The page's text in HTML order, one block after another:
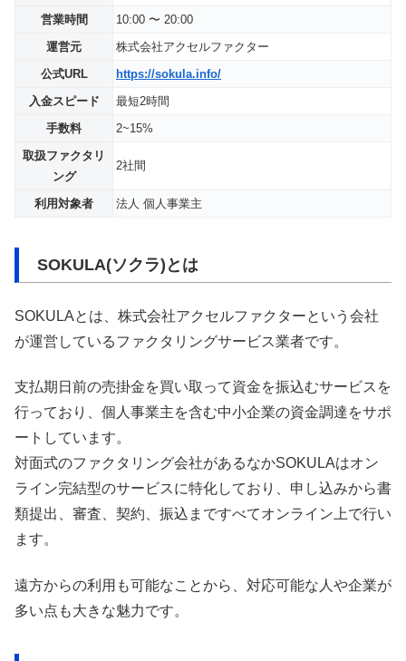
営業時間
10:00 〜 20:00
運営元
株式会社アクセルファクター
公式URL
https://sokula.info/
入金スピード
最短2時間
手数料
2~15%
取扱ファクタリ
ング
2社間
利用対象者 法人 個人事業主
SOKULA(ソクラ)とは
SOKULAとは、株式会社アクセルファクターという会社
が運営しているファクタリングサービス業者です。
支払期日前の売掛金を買い取って資金を振込むサービスを
行っており、個人事業主を含む中小企業の資金調達をサポ
ートしています。
対面式のファクタリング会社があるなかSOKULAはオン
ライン完結型のサービスに特化しており、申し込みから書
類提出、審査、契約、振込まですべてオンライン上で行い
ます。
遠方からの利用も可能なことから、対応可能な人や企業が
多い点も大きな魅力です。